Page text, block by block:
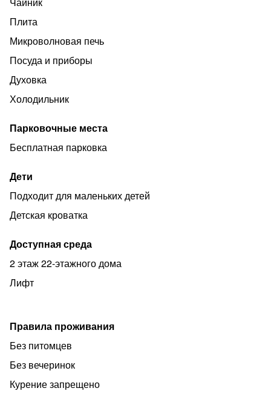
Плита
Микроволновая печь
Посуда и приборы
Духовка
Холодильник
Парковочные места
Бесплатная парковка
Дети
Подходит для маленьких детей
Детская кроватка
Доступная среда
2 этаж 22-этажного дома
Лифт
Правила проживания
Без питомцев
Без вечеринок
Курение запрещено